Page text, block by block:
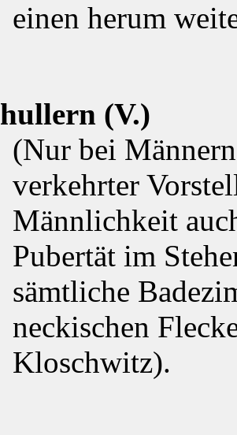
einen herum
hullern (V.)
(Nur bei
verkehrter
Männlichkeit
Pubertät im
sämtliche
neckischen
Kloschwitz).